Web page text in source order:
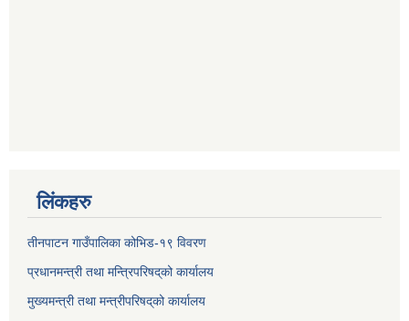
लिंकहरु
तीनपाटन गाउँपालिका कोभिड-१९ विवरण
प्रधानमन्त्री तथा मन्त्रिपरिषद्‌को कार्यालय
मुख्यमन्त्री तथा मन्त्रीपरिषद्‌को कार्यालय